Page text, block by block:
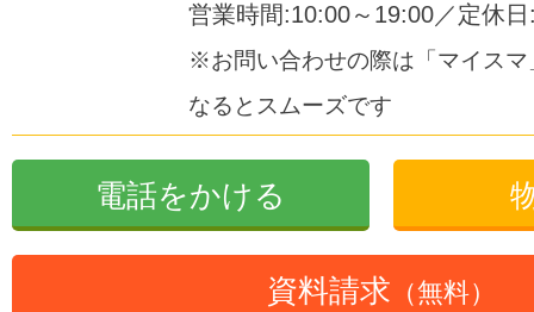
営業時間:10:00～19:00／定休
※お問い合わせの際は「マイス
なるとスムーズです
電話をかける
資料請求 （無料）